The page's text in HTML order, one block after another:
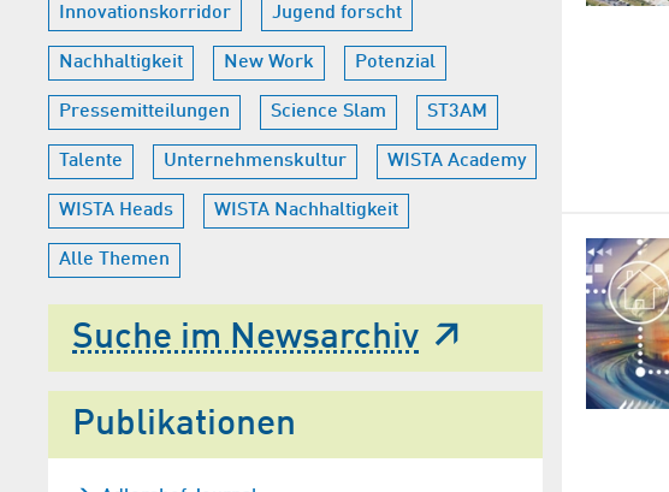
Innovationskorridor Jugend forscht
Nachhaltigkeit New Work Potenzial
Pressemitteilungen Science Slam ST3AM
Talente Unternehmenskultur WISTA Academy
WISTA Heads WISTA Nachhaltigkeit
Alle Themen
Suche im Newsarchiv
Publikationen